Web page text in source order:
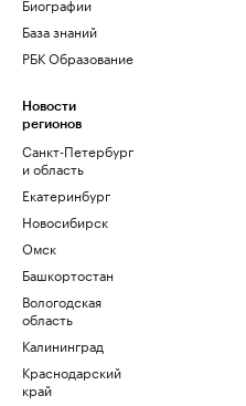
Биографии
База знаний
РБК Образование
Новости
регионов
Санкт-Петербург
и область
Екатеринбург
Новосибирск
Омск
Башкортостан
Вологодская
область
Калининград
Краснодарский
край